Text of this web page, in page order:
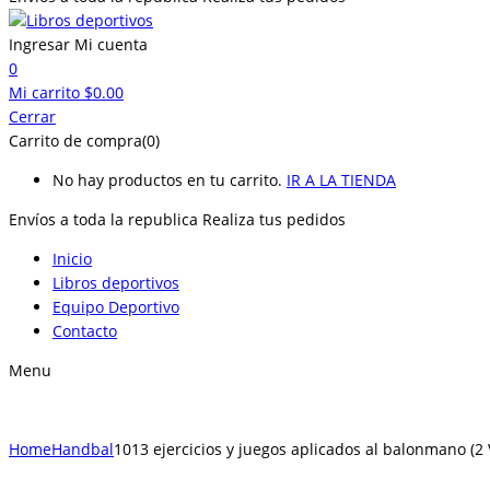
Ingresar Mi cuenta
0
Mi carrito $0.00
Cerrar
Carrito de compra(0)
No hay productos en tu carrito. IR A LA TIENDA
Envíos a toda la republica Realiza tus pedidos
Inicio
Libros deportivos
Equipo Deportivo
Contacto
Menu
HomeHandbal1013 ejercicios y juegos aplicados al balonmano (2